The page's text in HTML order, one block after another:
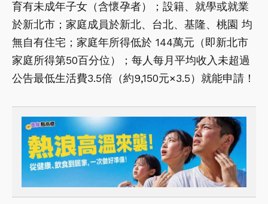
育有未成年子女（含懷孕者）；設籍、就學或就業
於新北市；家庭成員於新北、台北、基隆、桃園 均
無自有住宅；家庭年所得低於 144萬元（即新北市
家庭所得第50百分位）；每人每月平均收入未超過
公告最低生活費3.5倍（約9,150元×3.5）就能申請！